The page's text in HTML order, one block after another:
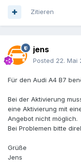
Zitieren
jens
Posted 22. Mai
Für den Audi A4 B7
Bei der Aktivierung
eine Aktivierung mit
Angebot nicht möglich.
Bei Problemen bitte
Grüße
Jens